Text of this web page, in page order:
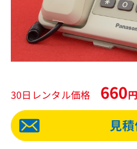
30日レンタル価格 660円